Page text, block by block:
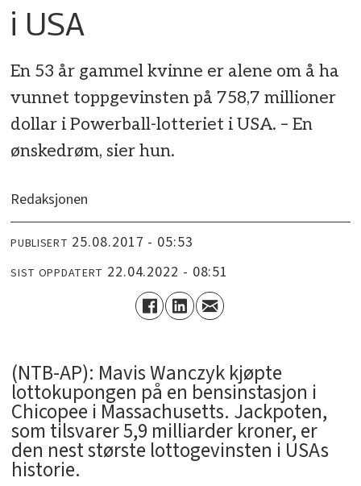
i USA
En 53 år gammel kvinne er alene om å ha
vunnet toppgevinsten på 758,7 millioner
dollar i Powerball-lotteriet i USA. – En
ønskedrøm, sier hun.
Redaksjonen
PUBLISERT 25.08.2017 - 05:53
SIST OPPDATERT 22.04.2022 - 08:51
(NTB-AP): Mavis Wanczyk kjøpte
lottokupongen på en bensinstasjon i
Chicopee i Massachusetts. Jackpoten,
som tilsvarer 5,9 milliarder kroner, er
den nest største lottogevinsten i USAs
historie.